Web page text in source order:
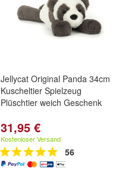
Jellycat Original Panda 34cm
Kuscheltier Spielzeug
Plüschtier weich Geschenk
31,95 €
Kostenloser Versand
56